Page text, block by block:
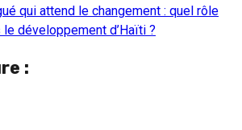
qui attend le changement : quel rôle
développement d’Haïti ?
: